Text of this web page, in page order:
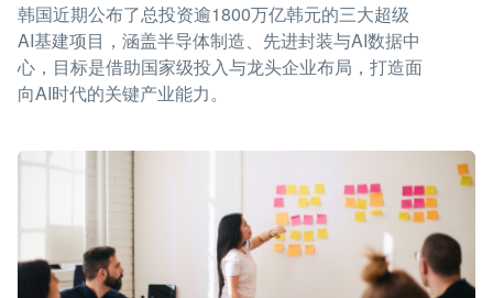
韩国近期公布了总投资逾1800万亿韩元的三大超级
AI基建项目，涵盖半导体制造、先进封装与AI数据中
心，目标是借助国家级投入与龙头企业布局，打造面
向AI时代的关键产业能力。